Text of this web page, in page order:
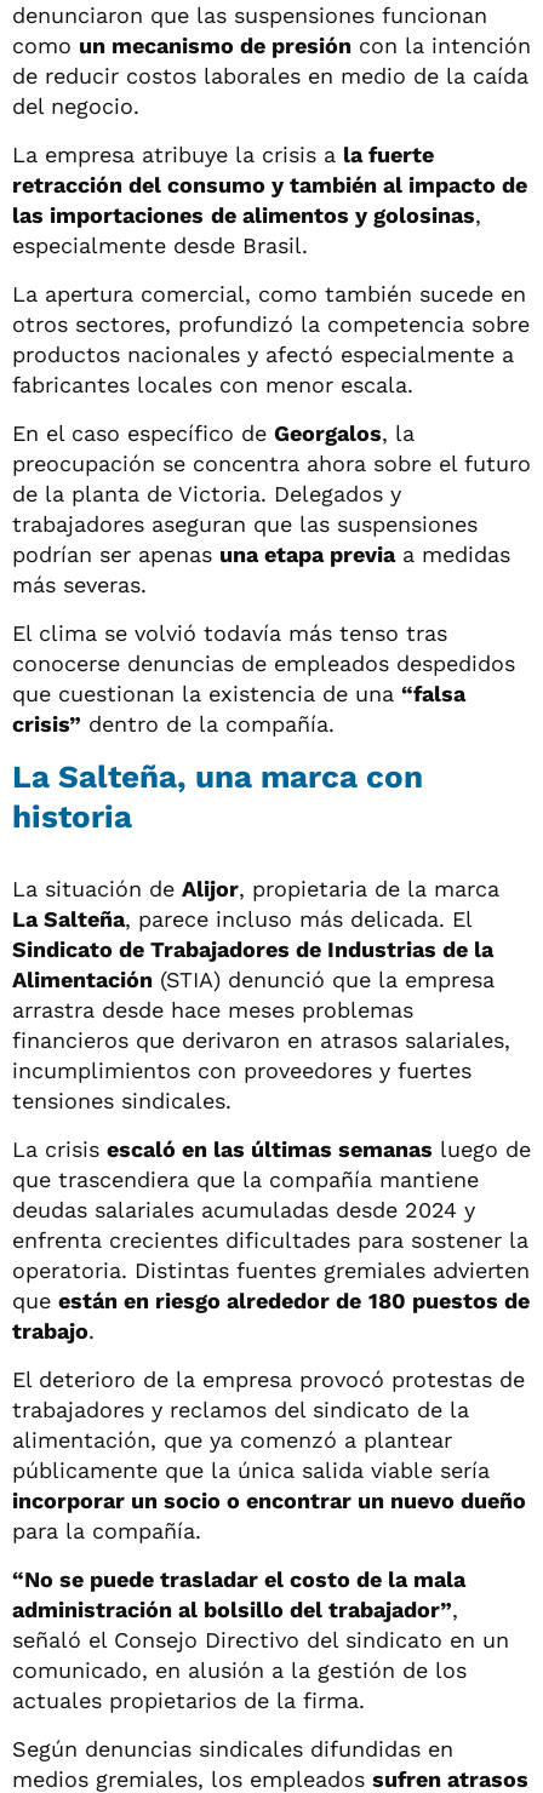
denunciaron que las suspensiones funcionan
como un mecanismo de presión con la intención
de reducir costos laborales en medio de la caída
del negocio.
La empresa atribuye la crisis a la fuerte
retracción del consumo y también al impacto de
las importaciones de alimentos y golosinas,
especialmente desde Brasil.
La apertura comercial, como también sucede en
otros sectores, profundizó la competencia sobre
productos nacionales y afectó especialmente a
fabricantes locales con menor escala.
En el caso específico de Georgalos, la
preocupación se concentra ahora sobre el futuro
de la planta de Victoria. Delegados y
trabajadores aseguran que las suspensiones
podrían ser apenas una etapa previaa medidas
más severas.
El clima se volvió todavía más tenso tras
conocerse denuncias de empleados despedidos
que cuestionan la existencia de una “falsa
crisis” dentro de la compañía.
La Salteña, una marca con
historia
La situación de Alijor, propietaria de la marca
La Salteña, parece incluso más delicada. El
Sindicato de Trabajadores de Industrias de la
Alimentación (STIA) denunció que la empresa
arrastra desde hace meses problemas
financieros que derivaron en atrasos salariales,
incumplimientos con proveedores y fuertes
tensiones sindicales.
La crisis escaló en las últimas semanas luego de
que trascendiera que la compañía mantiene
deudas salariales acumuladas desde 2024 y
enfrenta crecientes dificultades para sostener la
operatoria. Distintas fuentes gremiales advierten
que están en riesgo alrededor de 180 puestos de
trabajo.
El deterioro de la empresa provocó protestas de
trabajadores y reclamos del sindicato de la
alimentación, que ya comenzó a plantear
públicamente que la única salida viable sería
incorporar un socio o encontrar un nuevo dueño
para la compañía.
“No se puede trasladar el costo de la mala
administración al bolsillo del trabajador”,
señaló el Consejo Directivo del sindicato en un
comunicado, en alusión a la gestión de los
actuales propietarios de la firma.
Según denuncias sindicales difundidas en
medios gremiales, los empleados sufren atrasos